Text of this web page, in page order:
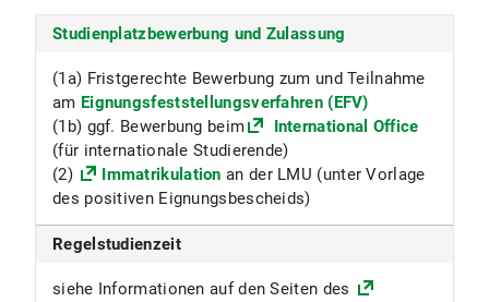
Studienplatzbewerbung und Zulassung
(1a) Fristgerechte Bewerbung zum und Teilnahme
am Eignungsfeststellungsverfahren (EFV)
(1b) ggf. Bewerbung beim
International Office
(für internationale Studierende)
(2)
Immatrikulation an der LMU (unter Vorlage
des positiven Eignungsbescheids)
Regelstudienzeit
siehe Informationen auf den Seiten des